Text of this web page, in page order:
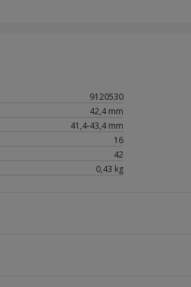
9120530
42,4 mm
41,4-43,4 mm
16
42
0,43 kg